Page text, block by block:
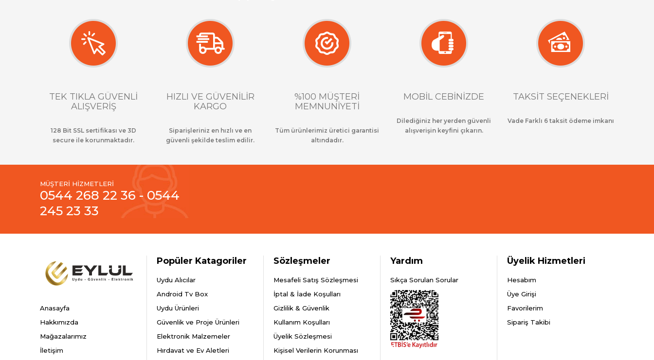
TEK TIKLA GÜVENLİ
ALIŞVERİŞ
128 Bit SSL sertifikası ve 3D
secure ile korunmaktadır.
HIZLI VE GÜVENİLİR
KARGO
Siparişleriniz en hızlı ve en
güvenli şekilde teslim edilir.
%100 MÜŞTERİ
MEMNUNİYETİ
Tüm ürünlerimiz üretici garantisi
altındadır.
MOBİL CEBİNİZDE
Dilediğiniz her yerden güvenli
alışverişin keyfini çıkarın.
TAKSİT SEÇENEKLERİ
Vade Farklı 6 taksit ödeme imkanı
MÜŞTERİ HİZMETLERİ
0544 268 22 36 - 0544
245 23 33
Anasayfa
Hakkımızda
Mağazalarımız
İletişim
Popüler Katagoriler
Uydu Alıcılar
Android Tv Box
Uydu Ürünleri
Güvenlik ve Proje Ürünleri
Elektronik Malzemeler
Hırdavat ve Ev Aletleri
Sözleşmeler
Mesafeli Satış Sözleşmesi
İptal & İade Koşulları
Gizlilik & Güvenlik
Kullanım Koşulları
Üyelik Sözleşmesi
Kişisel Verilerin Korunması
Yardım
Sıkça Sorulan Sorular
Üyelik Hizmetleri
Hesabım
Üye Girişi
Favorilerim
Sipariş Takibi